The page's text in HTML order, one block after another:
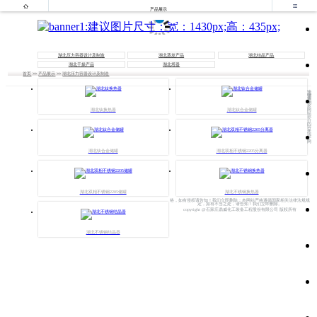

产品展示

湖北压力容器设计及制造 湖北蒸发产品 湖北结晶产品
湖北干燥产品 湖北塔器
首页 >> 产品展示 >>湖北压力容器设计及制造
湖北钛换热器 湖北钛合金储罐
湖北钛合金储罐 湖北双相不锈钢2205分离器
湖北双相不锈钢2205储罐 湖北不锈钢换热器
湖北不锈钢结晶器
法
律
声
明
本
网
站
部
分
内
容
来
源
于
网
络，如有侵权请告知！我们立即删除；本网站严格遵循国家相关法律法规规
定，如有不当之处，请告知！我们立即删除。
copyright @石家庄鼎威化工装备工程股份有限公司 版权所有